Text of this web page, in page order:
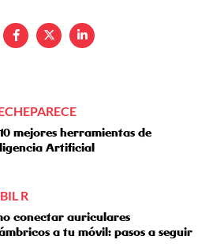
mejores herramientas de
Artificial
R
conectar auriculares
a tu móvil: pasos a seguir